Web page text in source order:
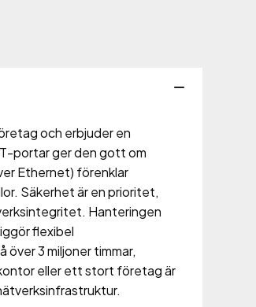
och erbjuder en
portar ger den gott om
Ethernet) förenklar
Säkerhet är en prioritet,
Hanteringen
flexibel
3 miljoner timmar,
eller ett stort företag är